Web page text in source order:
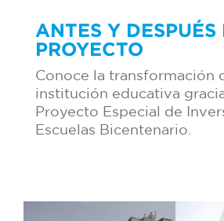
ANTES Y DESPUÉS
PROYECTO
Conoce la transformación
institución educativa
Proyecto Especial de
Escuelas Bicentenario.